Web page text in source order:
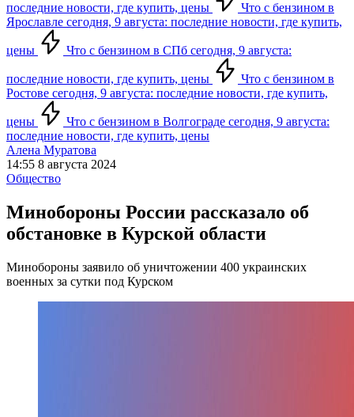
последние новости, где купить, цены
Что с бензином в
Ярославле сегодня, 9 августа: последние новости, где купить,
цены Что с бензином в СПб сегодня, 9 августа:
последние новости, где купить, цены
Что с бензином в
Ростове сегодня, 9 августа: последние новости, где купить,
цены
Что с бензином в Волгограде сегодня, 9 августа:
последние новости, где купить, цены
Алена Муратова
14:55 8 августа 2024
Общество
Минобороны России рассказало об
обстановке в Курской области
Минобороны заявило об уничтожении 400 украинских
военных за сутки под Курском